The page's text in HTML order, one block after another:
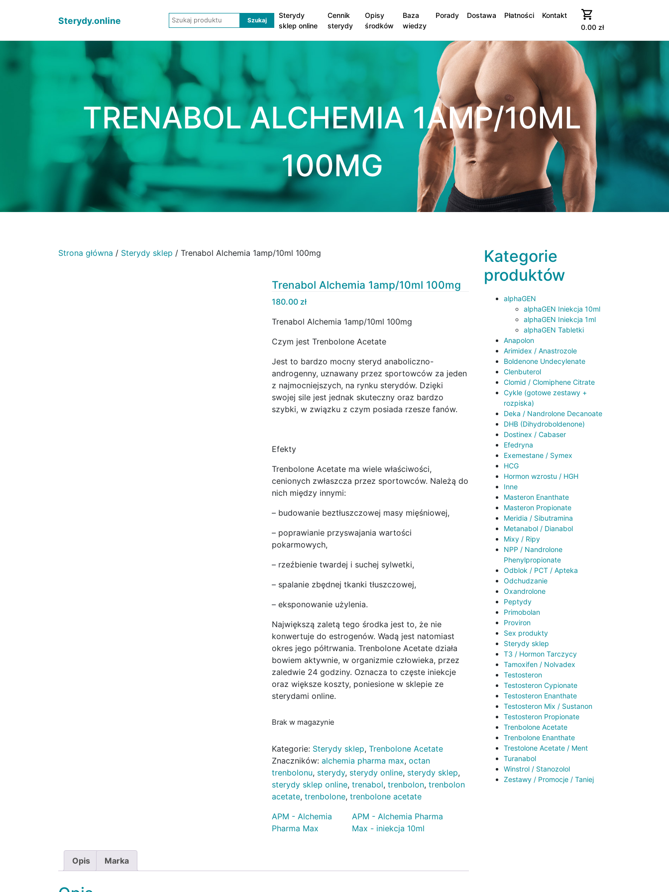
Sterydy.online
Sterydy
sklep online
Cennik
sterydy
Opisy
środków
Baza
wiedzy
Porady Dostawa Płatności
Kontakt
0.00 zł
TRENABOL ALCHEMIA 1AMP/10ML
100MG
Strona główna / Sterydy sklep / Trenabol Alchemia 1amp/10ml 100mg
Trenabol Alchemia 1amp/10ml 100mg
180.00 zł
Trenabol Alchemia 1amp/10ml 100mg
Czym jest Trenbolone Acetate
Jest to bardzo mocny steryd anaboliczno-
androgenny, uznawany przez sportowców za jeden
z najmocniejszych, na rynku sterydów. Dzięki
swojej sile jest jednak skuteczny oraz bardzo
szybki, w związku z czym posiada rzesze fanów.
Efekty
Trenbolone Acetate ma wiele właściwości,
cenionych zwłaszcza przez sportowców. Należą do
nich między innymi:
– budowanie beztłuszczowej masy mięśniowej,
– poprawianie przyswajania wartości
pokarmowych,
– rzeźbienie twardej i suchej sylwetki,
– spalanie zbędnej tkanki tłuszczowej,
– eksponowanie użylenia.
Największą zaletą tego środka jest to, że nie
konwertuje do estrogenów. Wadą jest natomiast
okres jego półtrwania. Trenbolone Acetate działa
bowiem aktywnie, w organizmie człowieka, przez
zaledwie 24 godziny. Oznacza to częste iniekcje
oraz większe koszty, poniesione w sklepie ze
sterydami online.
Brak w magazynie
Kategorie: Sterydy sklep, Trenbolone Acetate
Znaczników: alchemia pharma max, octan
trenbolonu, sterydy, sterydy online, sterydy sklep,
sterydy sklep online, trenabol, trenbolon, trenbolon
acetate, trenbolone, trenbolone acetate
APM - Alchemia
Pharma Max
APM - Alchemia Pharma
Max - iniekcja 10ml
Opis Marka
Kategorie
produktów
alphaGEN
alphaGEN Iniekcja 10ml
alphaGEN Iniekcja 1ml
alphaGEN Tabletki
Anapolon
Arimidex / Anastrozole
Boldenone Undecylenate
Clenbuterol
Clomid / Clomiphene Citrate
Cykle (gotowe zestawy +
rozpiska)
Deka / Nandrolone Decanoate
DHB (Dihydroboldenone)
Dostinex / Cabaser
Efedryna
Exemestane / Symex
HCG
Hormon wzrostu / HGH
Inne
Masteron Enanthate
Masteron Propionate
Meridia / Sibutramina
Metanabol / Dianabol
Mixy / Ripy
NPP / Nandrolone
Phenylpropionate
Odblok / PCT / Apteka
Odchudzanie
Oxandrolone
Peptydy
Primobolan
Proviron
Sex produkty
Sterydy sklep
T3 / Hormon Tarczycy
Tamoxifen / Nolvadex
Testosteron
Testosteron Cypionate
Testosteron Enanthate
Testosteron Mix / Sustanon
Testosteron Propionate
Trenbolone Acetate
Trenbolone Enanthate
Trestolone Acetate / Ment
Turanabol
Winstrol / Stanozolol
Zestawy / Promocje / Taniej